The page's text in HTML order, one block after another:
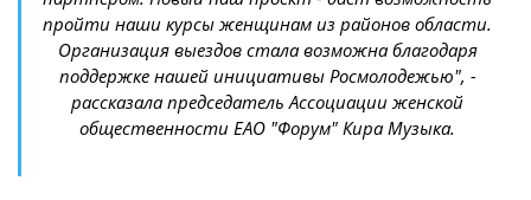
пройти наши курсы женщинам из районов области.
Организация выездов стала возможна благодаря
поддержке нашей инициативы Росмолодежью", -
рассказала председатель Ассоциации женской
общественности ЕАО "Форум" Кира Музыка.